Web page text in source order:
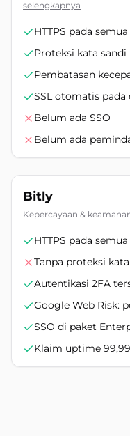
selengkapnya
HTTPS pada
Proteksi kata
Pembatasan
SSL otomatis
Belum ada SSO
Belum ada
Bitly
Kepercayaan &
HTTPS pada
Tanpa proteksi
Autentikasi 2FA
Google Web Risk:
SSO di paket
Klaim uptime